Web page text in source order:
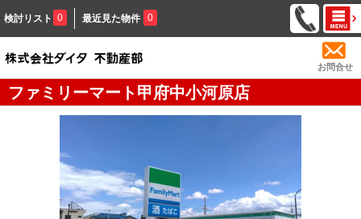
検討リスト 0 最近見た物件 0
お問合せ
ファミリーマート甲府中小河原店